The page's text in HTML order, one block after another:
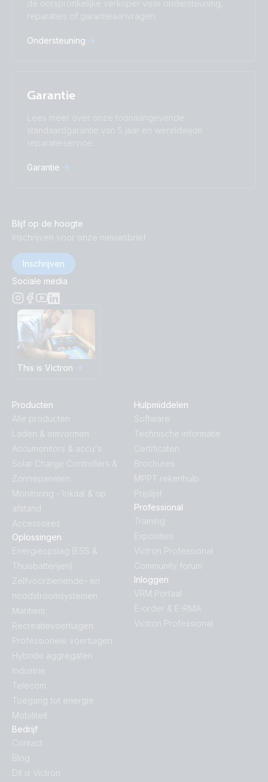
Русский
Українська
中國人
de oorspronkelijke verkoper voor ondersteuning,
reparaties of garantieaanvragen.
Ondersteuning
Garantie
Lees meer over onze toonaangevende
standaardgarantie van 5 jaar en wereldwijde
reparatieservice.
Garantie
Blijf op de hoogte
Inschrijven voor onze nieuwsbrief
Inschrijven
Sociale media
This is Victron
Producten
Alle producten
Laden & omvormen
Accumonitors & accu's
Solar Charge Controllers &
Zonnepanelen
Monitoring - lokaal & op
afstand
Accessoires
Oplossingen
Energieopslag (ESS &
Thuisbatterijen)
Zelfvoorzienende- en
noodstroomsystemen
Maritiem
Recreatievoertuigen
Professionele voertuigen
Hybride aggregaten
Industrie
Telecom
Toegang tot energie
Mobiliteit
Bedrijf
Contact
Blog
Dit is Victron
Hulpmiddelen
Software
Technische informatie
Certificaten
Brochures
MPPT rekenhulp
Prijslijst
Professional
Training
Exposities
Victron Professional
Community forum
Inloggen
VRM Portaal
E-order & E-RMA
Victron Professional